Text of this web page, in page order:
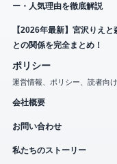
ー・人気理由を徹底解説
【2026年最新】宮沢りえ
との関係を完全まとめ！
ポリシー
運営情報、ポリシー、読者向け
会社概要
お問い合わせ
私たちのストーリー